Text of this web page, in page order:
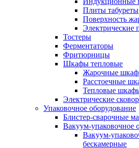
Плиты табуреты
Поверхность
Электрические
Тостеры
Ферментаторы
Фритюрницы
Шкафы тепловые
Жарочные
Расстоечные
Тепловые
Электрические
Упаковочное оборудование
Блистер-сварочные
Вакуум-упаковочное
Вакуум-
беcкамерные